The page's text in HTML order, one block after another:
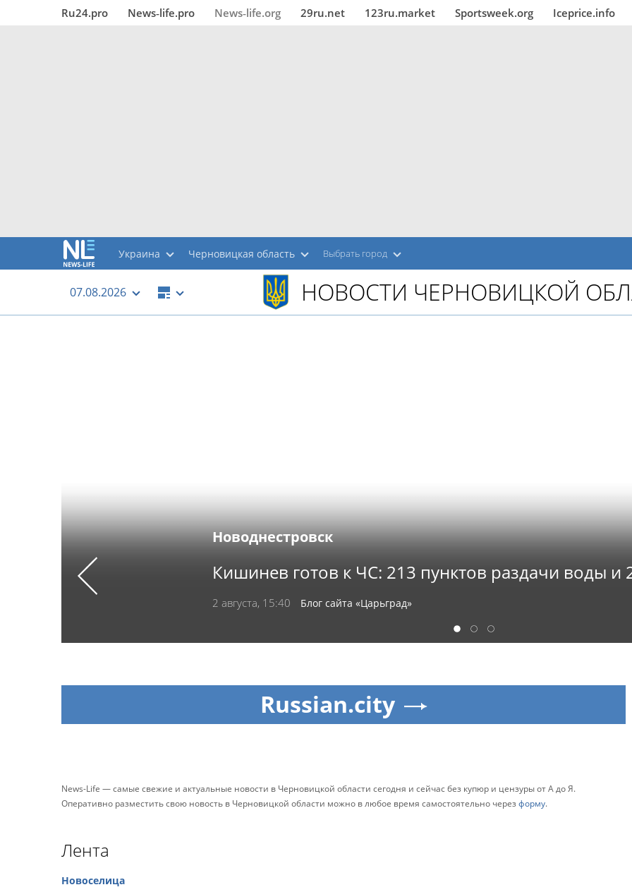
Ru24.pro News‑life.pro News‑life.org 29ru.net 123ru.market Sportsweek.org Iceprice.info
Украина Черновицкая область Выбрать город
07.08.2026 НОВОСТИ ЧЕРНОВИЦКОЙ
Previous
Новоднестровск
Кишинев готов к ЧС: 213 пунктов раздачи воды и
2 августа, 15:40 Блог сайта «Царьград»
1 2 3
Russian.city
News-Life — самые свежие и актуальные новости в Черновицкой области сегодня и сейчас без купюр и цензуры от А до Я.
Оперативно разместить свою новость в Черновицкой области можно в любое время самостоятельно черезформу.
Лента
Новоселица